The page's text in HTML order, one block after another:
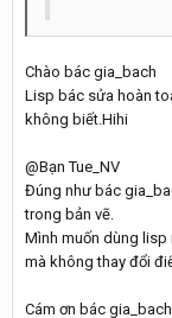
Chào bác gia_bach
Lisp bác sửa hoàn
không biết.Hihi
@Bạn Tue_NV
Đúng như bác
trong bản vẽ.
Mình muốn dùng lisp
mà không thay đổi
Cám ơn bác